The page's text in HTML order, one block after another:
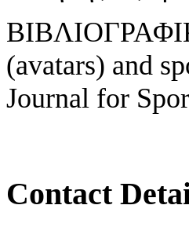
(avatars) and
Journal for
Contact